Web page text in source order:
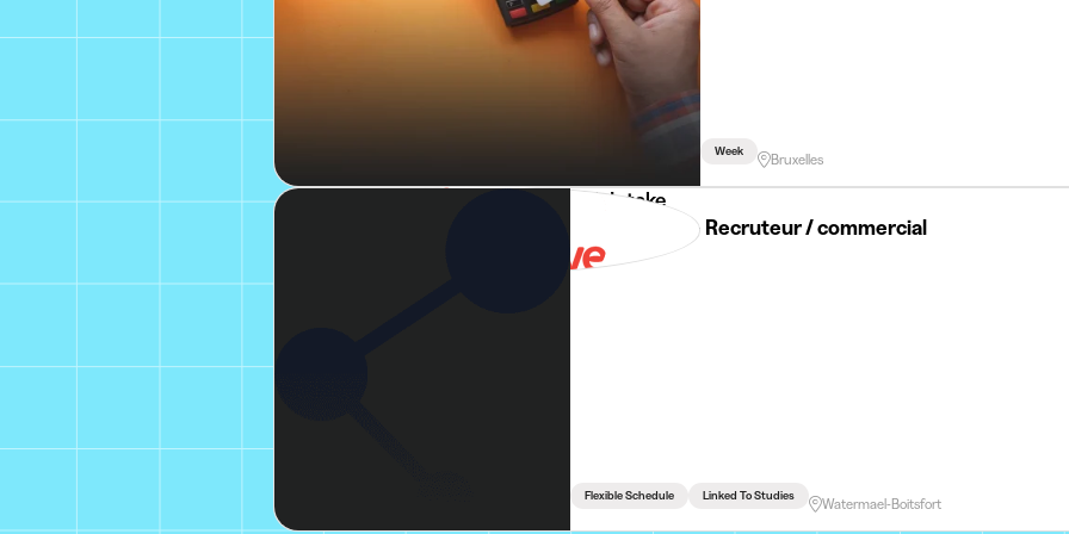
Week Bruxelles
Job Intake
Job Etudiant - Recruteur / commercial
Flexible Schedule Linked To Studies Watermael-Boitsfort